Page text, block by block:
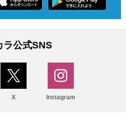
ラ公式SNS
X Instagram